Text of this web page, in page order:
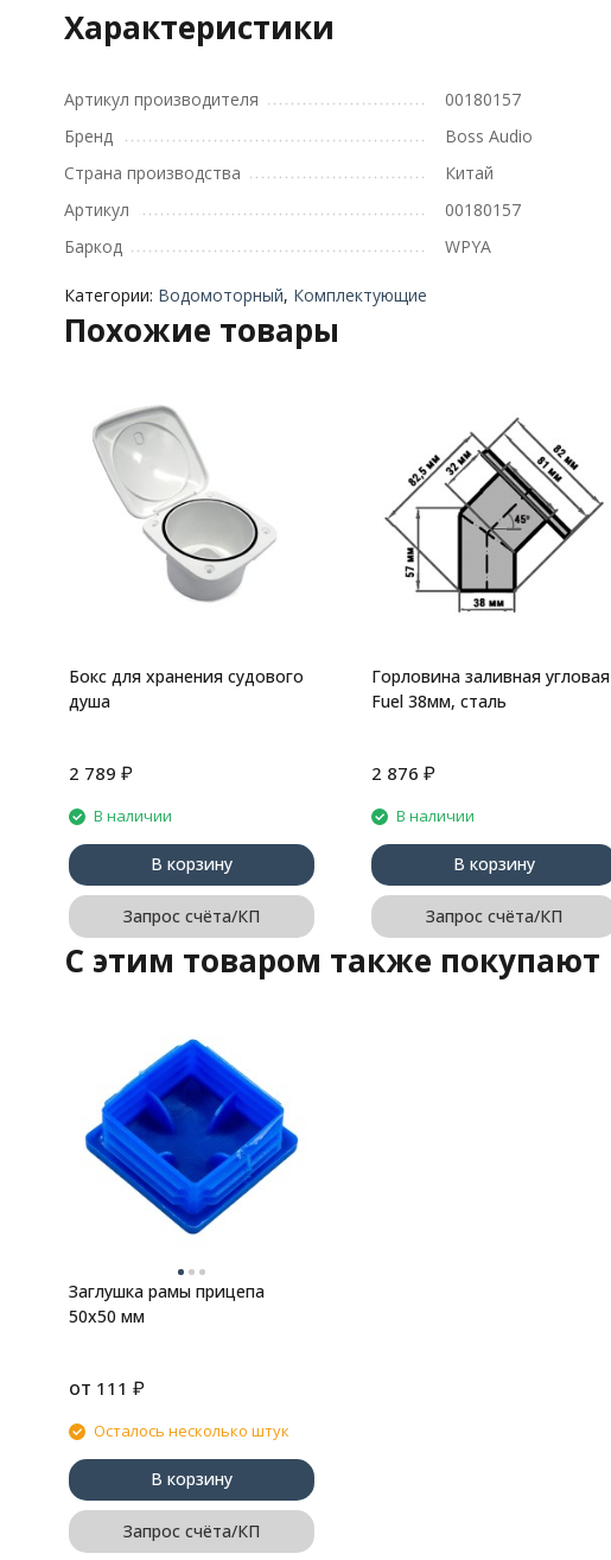
Характеристики
Артикул производителя
00180157
Бренд
Boss Audio
Страна производства
Китай
Артикул
00180157
Баркод
WPYA
Категории: Водомоторный, Комплектующие
Похожие товары
Бокс для хранения судового
душа
2 789 ₽
В наличии
В корзину
Запрос счёта/КП
Горловина заливная угловая
Fuel 38мм, сталь
2 876 ₽
В наличии
В корзину
Запрос счёта/КП
C этим товаром также покупают
Заглушка рамы прицепа
50х50 мм
от 111 ₽
Осталось несколько штук
В корзину
Запрос счёта/КП